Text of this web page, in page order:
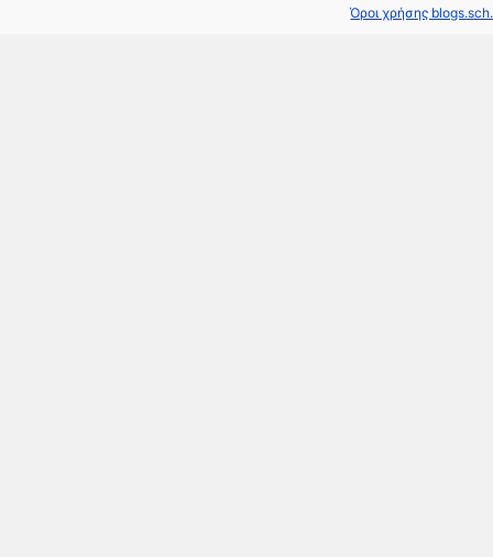
Όροι χρήσης